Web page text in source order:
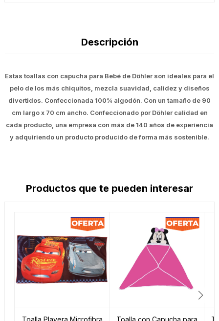
Descripción
Estas toallas con capucha para Bebé de Döhler son ideales para el
pelo de los más chiquitos, mezcla suavidad, calidez y diseños
divertidos. Confeccionada 100% algodón. Con un tamaño de 90
cm largo x 70 cm ancho. Confeccionado por Döhler calidad en
cada producto, una empresa con más de 140 años de experiencia
y adquiriendo un producto producido de forma más sostenible.
Productos que te pueden interesar